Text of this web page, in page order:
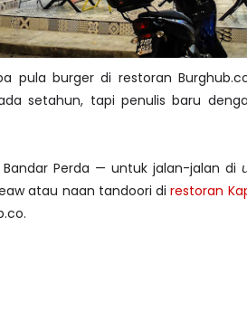
pula burger di restoran
setahun, tapi penulis baru
Perda — untuk jalan-jalan di
atau naan tandoori direstoran